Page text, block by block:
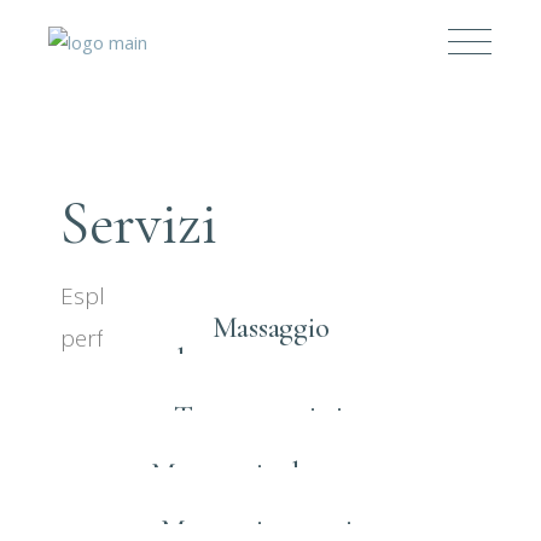
Servizi
Esplora e richiedi il trattamento
perfetto per teMassaggio
decontratturante
Trattamenti viso
Masssaggio drenante
Massaggio sportivo